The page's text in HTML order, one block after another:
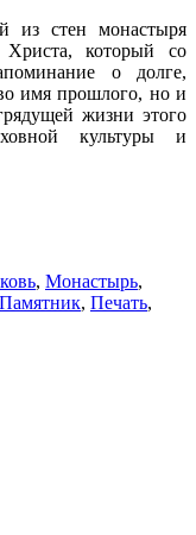
из стен монастыря
Христа, который со
о долге,
имя прошлого, но и
жизни этого
культуры и
, Монастырь,
Памятник, Печать,